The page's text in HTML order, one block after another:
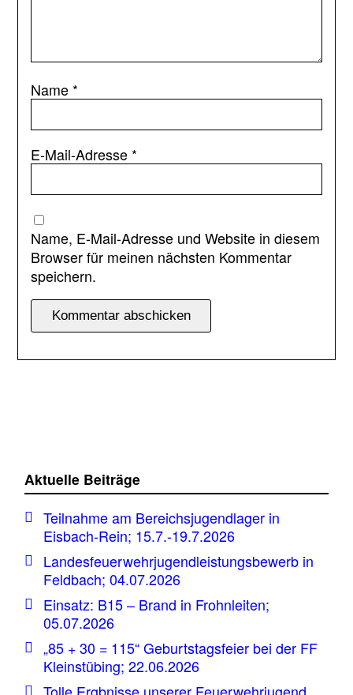
Name *
E-Mail-Adresse *
Name, E-Mail-Adresse und Website in diesem
Browser für meinen nächsten Kommentar
speichern.
Aktuelle Beiträge
Teilnahme am Bereichsjugendlager in
Eisbach-Rein; 15.7.-19.7.2026
Landesfeuerwehrjugendleistungsbewerb in
Feldbach; 04.07.2026
Einsatz: B15 – Brand in Frohnleiten;
05.07.2026
„85 + 30 = 115“ Geburtstagsfeier bei der FF
Kleinstübing; 22.06.2026
Tolle Ergbnisse unserer Feuerwehrjugend